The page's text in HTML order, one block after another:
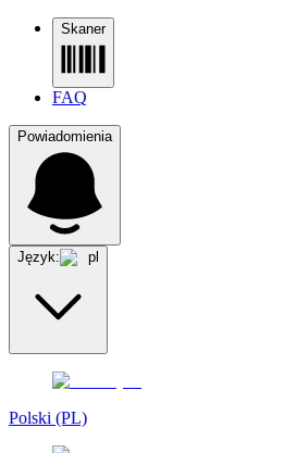
Skaner
FAQ
Powiadomienia
Język: pl
Polski (PL)